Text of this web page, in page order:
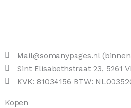
Mail@somanypages.nl
Sint Elisabethstraat 23, 5261
KVK: 81034156 BTW:
Kopen